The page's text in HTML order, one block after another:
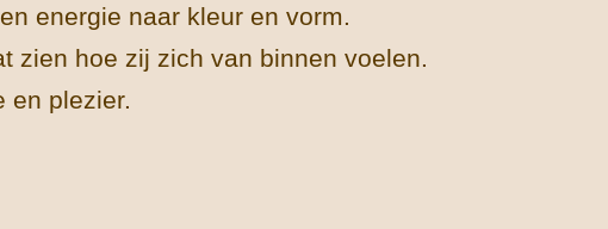
energie naar kleur en vorm.
zien hoe zij zich van binnen voelen.
en plezier.